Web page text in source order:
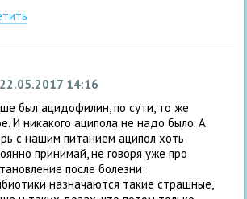
22.05.2017 14:16
был ацидофилин, по сути, то же
И никакого аципола не надо было. А
с нашим питанием аципол хоть
принимай, не говоря уже про
после болезни:
назначаются такие страшные,